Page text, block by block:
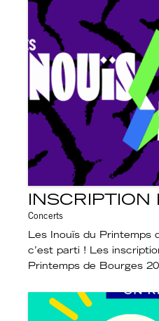
INSCRIPTION
Concerts
Les Inouïs du Printemps
c’est parti ! Les
Printemps de Bourges